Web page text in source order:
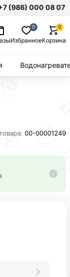
(986) 000 08 07
Избранное
0
Корзина
0
00-00001249